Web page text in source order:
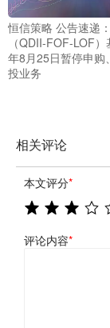
恒信策略 公告速递
（QDII-FOF-LOF
年8月25日暂停申购
投业务
相关评论
本文评分*
评论内容*